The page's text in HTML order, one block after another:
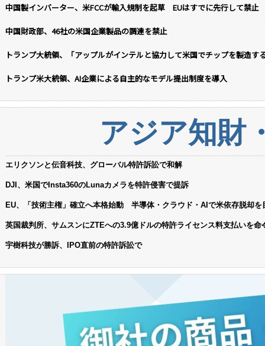
中国製インバーター、米FCCが輸入規制を起草 EUはすでに先行して禁止
中国財政部、46社の米国企業製品の調達を禁止
トランプ大統領、「アップルがインテルと協力して米国でチップを製造す
トランプ米大統領、AI企業による自主的なモデル提出制度を導入
アジア知財
エリクソンと伝音科技、グローバル特許訴訟で和解
DJI、米国でInsta360のLunaカメラを特許侵害で提訴
EU、「技術主権」確立へ本格始動 半導体・クラウド・AIで米依存脱却を
英国裁判所、サムスンにZTEへの3.9億ドルの特許ライセンス料支払いを命
宇樹科技が勝訴、IPO直前の特許訴訟で